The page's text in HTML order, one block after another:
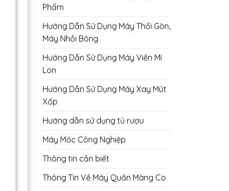
Phẩm
Hướng Dẫn Sử Dụng Máy Thổi Gòn,
Máy Nhồi Bông
Hướng Dẫn Sử Dụng Máy Viền Mí
Lon
Hướng Dẫn Sử Dụng Máy Xay Mút
Xốp
Hướng dẫn sử dụng tủ rượu
Máy Móc Công Nghiệp
Thông tin cần biết
Thông Tin Về Máy Quấn Màng Co